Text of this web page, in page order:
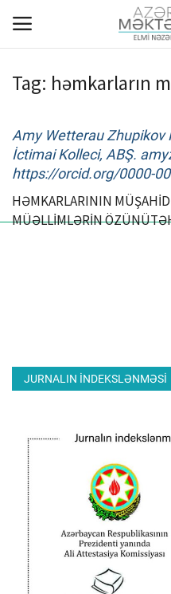
HAQQIMIZDA
MÜƏLLİFLƏR ÜÇÜN
ƏLAQƏ
Azerbaijani English
Tag: həmkarların
Amy Wetterau Zhupikov
İctimai Kolleci, ABŞ.
https://orcid.org/0000-
HƏMKARLARININ
MÜƏLLİMLƏRİN
JURNALIN INDEKSLƏNMƏSI